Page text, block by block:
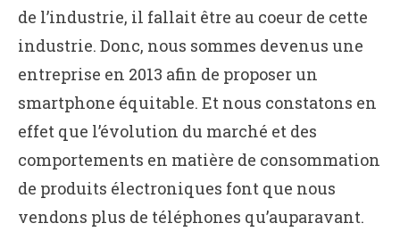
de l’industrie, il fallait être au coeur de cette
industrie. Donc, nous sommes devenus une
entreprise en 2013 afin de proposer un
smartphone équitable. Et nous constatons en
effet que l’évolution du marché et des
comportements en matière de consommation
de produits électroniques font que nous
vendons plus de téléphones qu’auparavant.